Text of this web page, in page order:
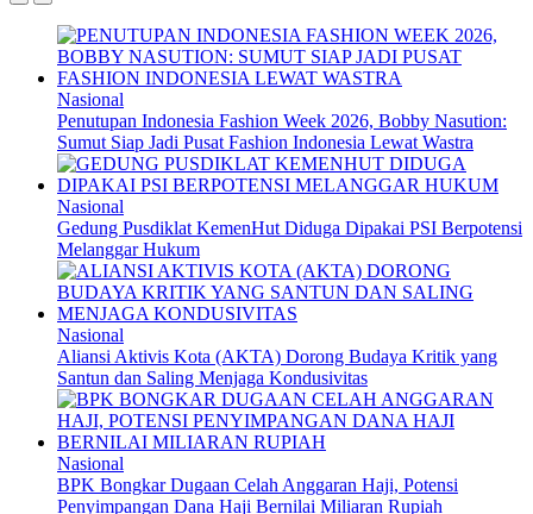
Nasional
Penutupan Indonesia Fashion Week 2026, Bobby Nasution:
Sumut Siap Jadi Pusat Fashion Indonesia Lewat Wastra
Nasional
Gedung Pusdiklat KemenHut Diduga Dipakai PSI Berpotensi
Melanggar Hukum
Nasional
Aliansi Aktivis Kota (AKTA) Dorong Budaya Kritik yang
Santun dan Saling Menjaga Kondusivitas
Nasional
BPK Bongkar Dugaan Celah Anggaran Haji, Potensi
Penyimpangan Dana Haji Bernilai Miliaran Rupiah